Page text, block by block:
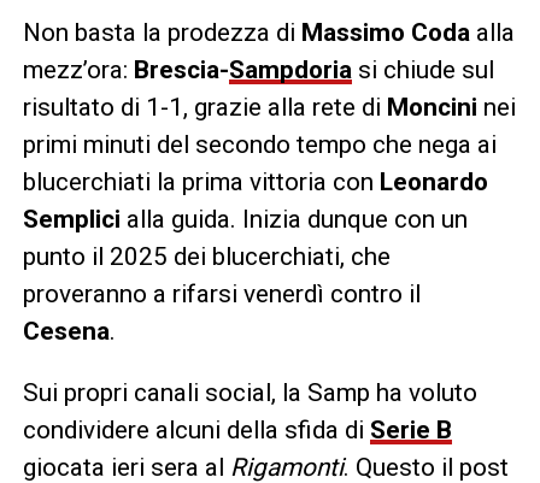
Non basta la prodezza di Massimo Codaalla
mezz’ora: Brescia-Sampdoriasi chiude sul
risultato di 1-1, grazie alla rete di Moncini nei
primi minuti del secondo tempo che nega ai
blucerchiati la prima vittoria con Leonardo
Semplici alla guida. Inizia dunque con un
punto il 2025 dei blucerchiati, che
proveranno a rifarsi venerdì contro il
Cesena.
Sui propri canali social, la Samp ha voluto
condividere alcuni della sfida di Serie B
giocata ieri sera al Rigamonti. Questo il post